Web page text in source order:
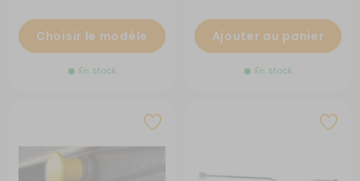
Choisir le modèle
En stock
Ajouter au panier
En stock